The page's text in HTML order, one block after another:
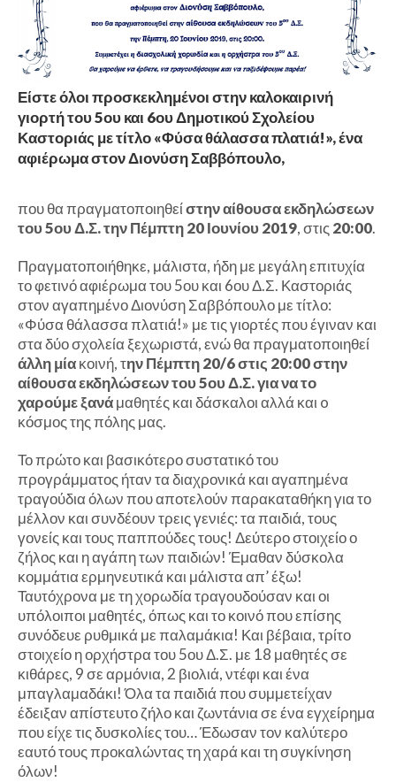
Είστε όλοι προσκεκλημένοι στην καλοκαιρινή
γιορτή του 5ου και 6ου Δημοτικού Σχολείου
Καστοριάς με τίτλο «Φύσα θάλασσα πλατιά!», ένα
αφιέρωμα στον Διονύση Σαββόπουλο,
που θα πραγματοποιηθείστην αίθουσα εκδηλώσεων
του 5ου Δ.Σ. την Πέμπτη 20 Ιουνίου 2019, στις 20:00.
Πραγματοποιήθηκε, μάλιστα, ήδη με μεγάλη επιτυχία
το φετινό αφιέρωμα του 5ου και 6ου Δ.Σ. Καστοριάς
στον αγαπημένο Διονύση Σαββόπουλο με τίτλο:
«Φύσα θάλασσα πλατιά!» με τις γιορτές που έγιναν και
στα δύο σχολεία ξεχωριστά, ενώ θα πραγματοποιηθεί
άλλη μίακοινή, την Πέμπτη 20/6 στις 20:00 στην
αίθουσα εκδηλώσεων του 5ου Δ.Σ. για να το
χαρούμε ξανάμαθητές και δάσκαλοι αλλά και o
κόσμος της πόλης μας.
Το πρώτο και βασικότερο συστατικό του
προγράμματος ήταν τα διαχρονικά και αγαπημένα
τραγούδια όλων που αποτελούν παρακαταθήκη για το
μέλλον και συνδέουν τρεις γενιές: τα παιδιά, τους
γονείς και τους παππούδες τους! Δεύτερο στοιχείο ο
ζήλος και η αγάπη των παιδιών! Έμαθαν δύσκολα
κομμάτια ερμηνευτικά και μάλιστα απ’ έξω!
Ταυτόχρονα με τη χορωδία τραγουδούσαν και οι
υπόλοιποι μαθητές, όπως και το κοινό που επίσης
συνόδευε ρυθμικά με παλαμάκια! Και βέβαια, τρίτο
στοιχείο η ορχήστρα του 5ου Δ.Σ. με 18 μαθητές σε
κιθάρες, 9 σε αρμόνια, 2 βιολιά, ντέφι και ένα
μπαγλαμαδάκι! Όλα τα παιδιά που συμμετείχαν
έδειξαν απίστευτο ζήλο και ζωντάνια σε ένα εγχείρημα
που είχε τις δυσκολίες του… Έδωσαν τον καλύτερο
εαυτό τους προκαλώντας τη χαρά και τη συγκίνηση
όλων!